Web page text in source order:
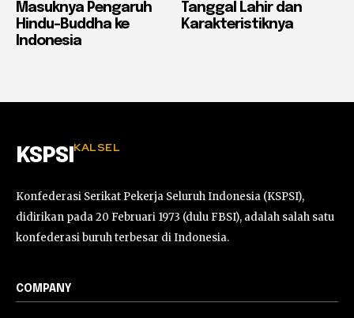
Masuknya Pengaruh
Hindu-Buddha ke
Indonesia
Tanggal Lahir dan
Karakteristiknya
KSPSI KALSEL
Konfederasi Serikat Pekerja Seluruh Indonesia (KSPSI),
didirikan pada 20 Februari 1973 (dulu FBSI), adalah salah satu
konfederasi buruh terbesar di Indonesia.
COMPANY